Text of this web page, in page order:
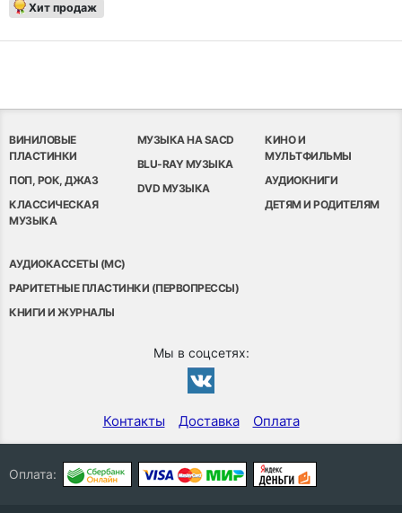
Хит продаж
ВИНИЛОВЫЕ
ПЛАСТИНКИ
ПОП, РОК, ДЖАЗ
КЛАССИЧЕСКАЯ
МУЗЫКА
МУЗЫКА НА SACD
BLU-RAY МУЗЫКА
DVD МУЗЫКА
КИНО И
МУЛЬТФИЛЬМЫ
АУДИОКНИГИ
ДЕТЯМ И РОДИТЕЛЯМ
АУДИОКАССЕТЫ (MC)
РАРИТЕТНЫЕ ПЛАСТИНКИ (ПЕРВОПРЕССЫ)
КНИГИ И ЖУРНАЛЫ
Мы в соцсетях:
Контакты Доставка Оплата
Оплата: